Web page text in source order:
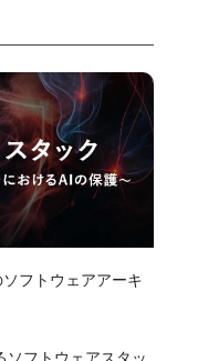
フトウェアアーキ